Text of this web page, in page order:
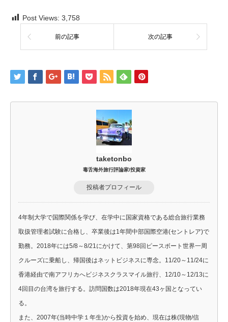
Post Views: 3,758
前の記事 次の記事
taketonbo
毒舌海外旅行評論家/投資家
投稿者プロフィール
4年制大学で国際関係を学び、在学中に国家資格である総合旅行業務
取扱管理者試験に合格し、卒業後は1年間中部国際空港(セントレア)で
勤務。2018年には5/8～8/21にかけて、第98回ピースボート世界一周
クルーズに乗船し、帰国後はネットビジネスに専念。11/20～11/24に
香港経由で南アフリカへビジネスクラスマイル旅行、12/10～12/13に
4回目の台湾を旅行する。訪問国数は2018年現在43ヶ国となってい
る。
また、2007年(当時中学１年生)から投資を始め、現在は株(現物/信